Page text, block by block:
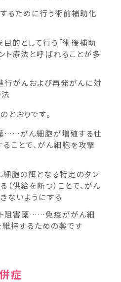
るために行う術前補助化
的として行う「術後補助
ト療法と呼ばれることが多
がんおよび再発がんに対
とおりです。
……がん細胞が増殖する仕
ことで、がん細胞を攻撃
胞の餌となる特定のタン
（供給を断つ）ことで、がん
ないようにする
阻害薬……免疫ががん細
持するための薬です
症